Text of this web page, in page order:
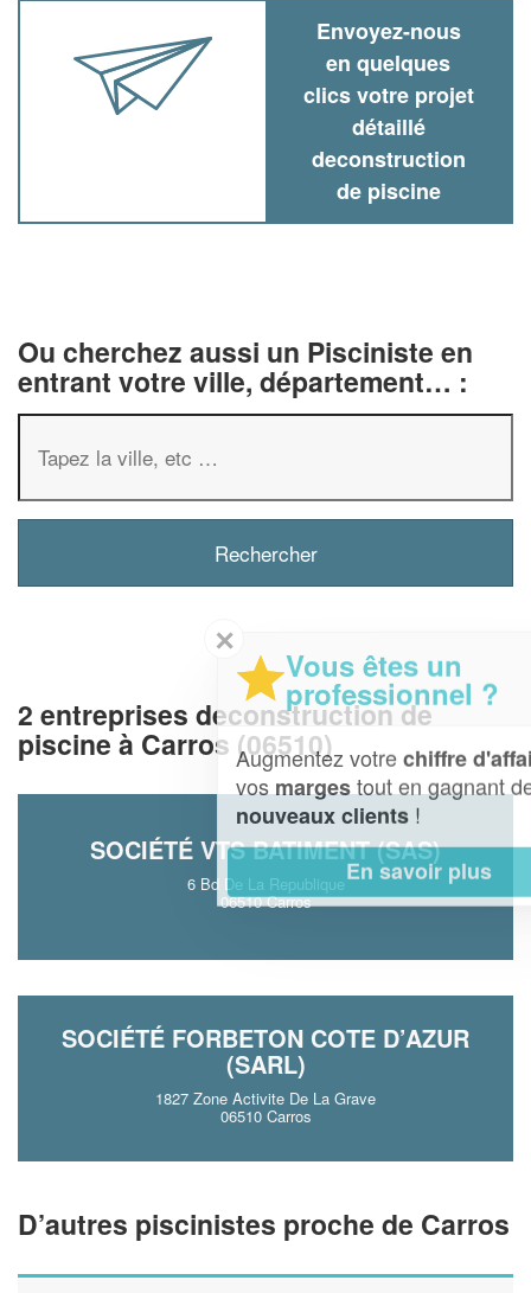
Envoyez-nous
en quelques
clics votre projet
détaillé
deconstruction
de piscine
Ou cherchez aussi un Pisciniste en
entrant votre ville, département… :
2 entreprises deconstruction de
piscine à Carros (06510)
SOCIÉTÉ VTS BATIMENT (SAS)
6 Bd De La Republique
06510 Carros
SOCIÉTÉ FORBETON COTE D’AZUR
(SARL)
1827 Zone Activite De La Grave
06510 Carros
D’autres piscinistes proche de Carros
Vous êtes un
professionnel ?
Augmentez votrechiffre d'affaireset
margestout en gagnant de
nouveaux clients!
En savoir plus